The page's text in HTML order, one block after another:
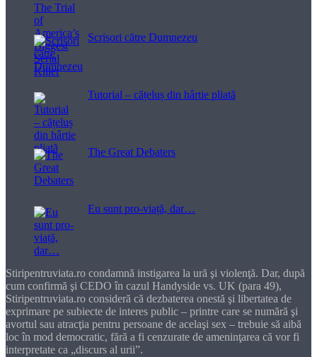
Scrisori către Dumnezeu
Tutorial – cățeluș din hârtie pliată
The Great Debaters
Eu sunt pro-viață, dar…
Stiripentruviata.ro condamnă instigarea la ură şi violenţă. Dar, după
cum confirmă şi CEDO în cazul Handyside vs. UK (para 49),
Stiripentruviata.ro consideră că dezbaterea onestă şi libertatea de
exprimare pe subiecte de interes public – printre care se numără şi
avortul sau atracţia pentru persoane de acelaşi sex – trebuie să aibă
loc în mod democratic, fără a fi cenzurate de ameninţarea că vor fi
interpretate ca „discurs al urii”.